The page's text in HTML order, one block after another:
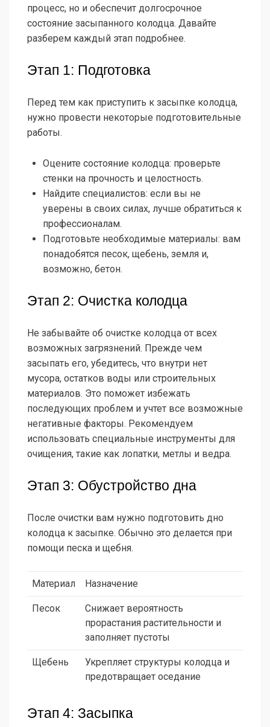
процесс, но и обеспечит долгосрочное
состояние засыпанного колодца. Давайте
разберем каждый этап подробнее.
Этап 1: Подготовка
Перед тем как приступить к засыпке колодца,
нужно провести некоторые подготовительные
работы.
Оцените состояние колодца: проверьте
стенки на прочность и целостность.
Найдите специалистов: если вы не
уверены в своих силах, лучше обратиться к
профессионалам.
Подготовьте необходимые материалы: вам
понадобятся песок, щебень, земля и,
возможно, бетон.
Этап 2: Очистка колодца
Не забывайте об очистке колодца от всех
возможных загрязнений. Прежде чем
засыпать его, убедитесь, что внутри нет
мусора, остатков воды или строительных
материалов. Это поможет избежать
последующих проблем и учтет все возможные
негативные факторы. Рекомендуем
использовать специальные инструменты для
очищения, такие как лопатки, метлы и ведра.
Этап 3: Обустройство дна
После очистки вам нужно подготовить дно
колодца к засыпке. Обычно это делается при
помощи песка и щебня.
Материал Назначение
Песок
Снижает вероятность
прорастания растительности и
заполняет пустоты
Щебень
Укрепляет структуры колодца и
предотвращает оседание
Этап 4: Засыпка